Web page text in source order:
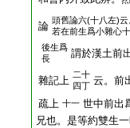
論 頭舊論六(十八左)
若在前生爲小雜心
後生爲
長
謂於漢土前
雜記上 二十
四丁 云。前
疏上 十一 世中前出
兄也。是等約雙生